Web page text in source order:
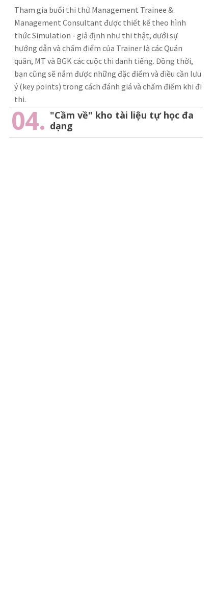
Tham gia buổi thi thử Management Trainee &
Management Consultant được thiết kế theo hình
thức Simulation - giả định như thi thật, dưới sự
hướng dẫn và chấm điểm của Trainer là các Quán
quân, MT và BGK các cuộc thi danh tiếng. Đồng thời,
bạn cũng sẽ nắm được những đặc điểm và điều cần lưu
ý (key points) trong cách đánh giá và chấm điểm khi đi
thi.
04. "Cầm về" kho tài liệu tự học đa
dạng